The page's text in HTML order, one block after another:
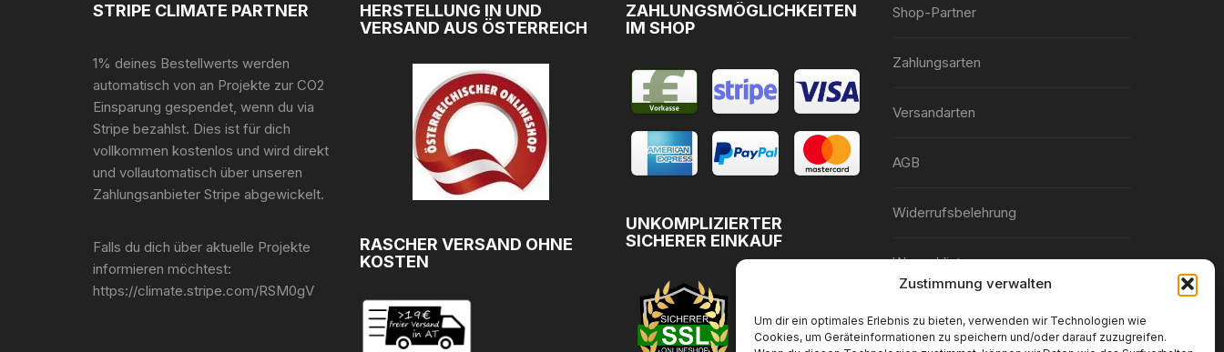
Zustimmung verwalten
Um dir ein optimales Erlebnis zu bieten, verwenden wir Technologien wie
Cookies, um Geräteinformationen zu speichern und/oder darauf zuzugreifen.
STRIPE CLIMATE PARTNER
1% deines Bestellwerts werden
automatisch von an Projekte zur CO2
Einsparung gespendet, wenn du via
Stripe bezahlst. Dies ist für dich
vollkommen kostenlos und wird direkt
und vollautomatisch über unseren
Zahlungsanbieter Stripe abgewickelt.
Falls du dich über aktuelle Projekte
informieren möchtest:
https://climate.stripe.com/RSM0gV
HERSTELLUNG IN UND
VERSAND AUS ÖSTERREICH
RASCHER VERSAND OHNE
KOSTEN
ZAHLUNGSMÖGLICHKEITEN
IM SHOP
UNKOMPLIZIERTER
SICHERER EINKAUF
Shop-Partner
Zahlungsarten
Versandarten
AGB
Widerrufsbelehrung
Wunschliste
Konto-Details